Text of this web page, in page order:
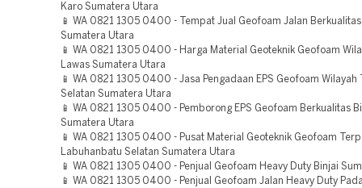
Karo Sumatera Utara
📱 WA 0821 1305 0400 - Tempat Jual Geofoam Jalan
Sumatera Utara
📱 WA 0821 1305 0400 - Harga Material Geoteknik Geofoam
Lawas Sumatera Utara
📱 WA 0821 1305 0400 - Jasa Pengadaan EPS Geofoam Wilayah
Selatan Sumatera Utara
📱 WA 0821 1305 0400 - Pemborong EPS Geofoam Berkualitas
Sumatera Utara
📱 WA 0821 1305 0400 - Pusat Material Geoteknik Geofoam
Labuhanbatu Selatan Sumatera Utara
📱 WA 0821 1305 0400 - Penjual Geofoam Heavy Duty Binjai
📱 WA 0821 1305 0400 - Penjual Geofoam Jalan Heavy Duty